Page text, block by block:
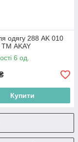
одягу 288 AK 010
ТМ AKAY
6 од.
Купити